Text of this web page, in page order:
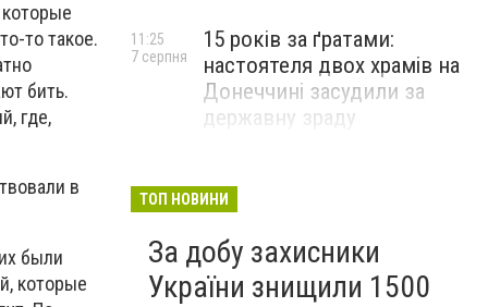
то такое.
бить.
где,
в
были
которые
15 років за ґратами:
настоятеля двох храмів на
Донеччині засудили за
державну зраду
11:25
7 серпня
полоненого бійця ЗСУ на
розслідування
7 серпня
ТОП НОВИНИ
За добу захисники
України знищили 1500